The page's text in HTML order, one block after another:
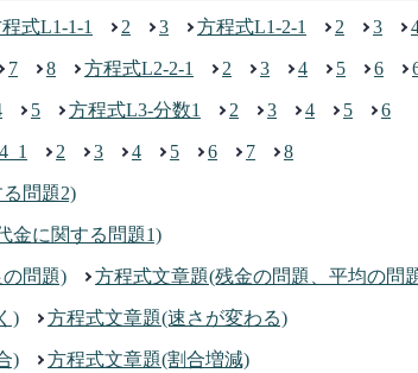
式L1-1-1 2 3 方程式L1-2-1 2 3
7 8 方程式L2-2-1 2 3 4 5 6
5 方程式L3-分数1 2 3 4 5 6
2 3 4 5 6 7 8
問題2)
金に関する問題1)
問題) 方程式文章題(残金の問題、平均の問
) 方程式文章題(速さが変わる)
) 方程式文章題(割合増減)